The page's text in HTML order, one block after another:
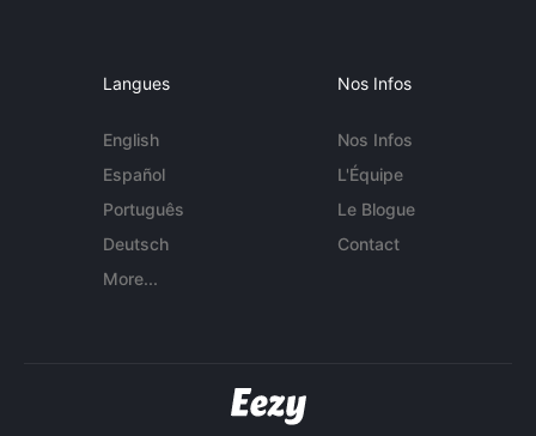
Langues
English
Español
Português
Deutsch
More...
Nos Infos
Nos Infos
L'Équipe
Le Blogue
Contact